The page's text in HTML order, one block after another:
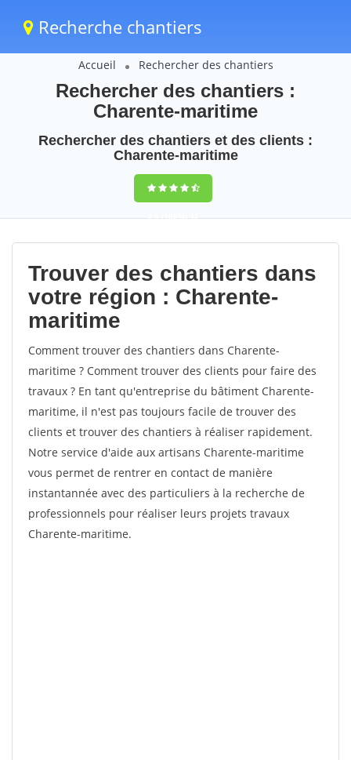
Recherche chantiers
Accueil Rechercher des chantiers
Rechercher des chantiers :
Charente-maritime
Rechercher des chantiers et des clients :
Charente-maritime
9,5(100%)42
votes
Trouver des chantiers dans
votre région : Charente-
maritime
Comment trouver des chantiers dans Charente-
maritime ? Comment trouver des clients pour faire des
travaux ? En tant qu'entreprise du bâtiment Charente-
maritime, il n'est pas toujours facile de trouver des
clients et trouver des chantiers à réaliser rapidement.
Notre service d'aide aux artisans Charente-maritime
vous permet de rentrer en contact de manière
instantannée avec des particuliers à la recherche de
professionnels pour réaliser leurs projets travaux
Charente-maritime.